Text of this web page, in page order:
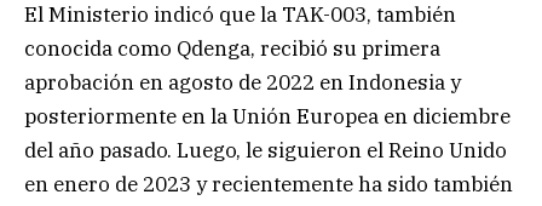
El Ministerio indicó que la TAK-003, también
conocida como Qdenga, recibió su primera
aprobación en agosto de 2022 en Indonesia y
posteriormente en la Unión Europea en diciembre
del año pasado. Luego, le siguieron el Reino Unido
en enero de 2023 y recientemente ha sido también